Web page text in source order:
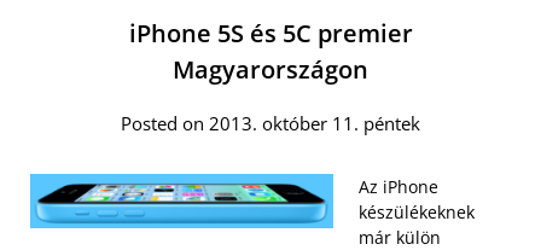
iPhone 5S és 5C premier
Magyarországon
Posted on 2013. október 11. péntek
Az iPhone
készülékeknek
már külön